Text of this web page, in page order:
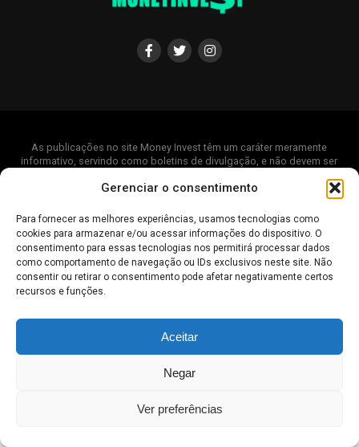
Gerenciar o consentimento
Para fornecer as melhores experiências, usamos tecnologias como
cookies para armazenar e/ou acessar informações do dispositivo. O
consentimento para essas tecnologias nos permitirá processar dados
como comportamento de navegação ou IDs exclusivos neste site. Não
consentir ou retirar o consentimento pode afetar negativamente certos
recursos e funções.
Aceitar
Negar
Ver preferências
As publicações no site Money Invest têm um caráter meramente
informativo, servindo como boletins de divulgação, e não devem ser
: O futuro
dodinheiro.
2018 - 2026 - Money Invest- Todos os direitos reservados